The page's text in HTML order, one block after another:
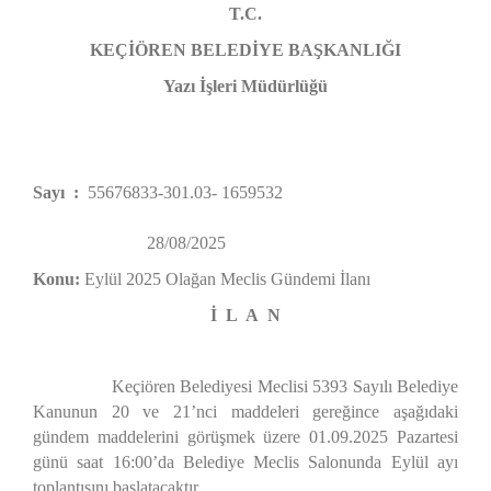
T.C.
KEÇİÖREN BELEDİYE BAŞKANLIĞI
Yazı İşleri Müdürlüğü
Sayı : 55676833-301.03- 1659532
28/08/2025
Konu: Eylül 2025 Olağan Meclis Gündemi İlanı
İ L A N
Keçiören Belediyesi Meclisi 5393 Sayılı Belediye
Kanunun 20 ve 21’nci maddeleri gereğince aşağıdaki
gündem maddelerini görüşmek üzere 01.09.2025 Pazartesi
günü saat 16:00’da Belediye Meclis Salonunda Eylül ayı
toplantısını başlatacaktır.